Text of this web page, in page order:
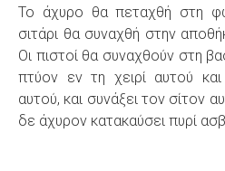
Το άχυρο θα πεταχθή στη
σιτάρι θα συναχθή στην
Οι πιστοί θα συναχθούν στη
πτύον εν τη χειρί αυτού
αυτού, και συνάξει τον σίτον
δε άχυρον κατακαύσει πυρί